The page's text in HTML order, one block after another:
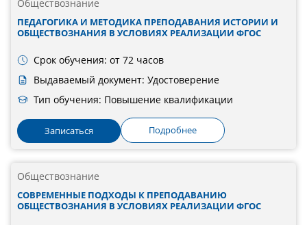
Обществознание
ПЕДАГОГИКА И МЕТОДИКА ПРЕПОДАВАНИЯ ИСТОРИИ И
ОБЩЕСТВОЗНАНИЯ В УСЛОВИЯХ РЕАЛИЗАЦИИ ФГОС
Срок обучения: от 72 часов
Выдаваемый документ: Удостоверение
Тип обучения: Повышение квалификации
Записаться Подробнее
Обществознание
СОВРЕМЕННЫЕ ПОДХОДЫ К ПРЕПОДАВАНИЮ
ОБЩЕСТВОЗНАНИЯ В УСЛОВИЯХ РЕАЛИЗАЦИИ ФГОС